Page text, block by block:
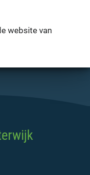
website van